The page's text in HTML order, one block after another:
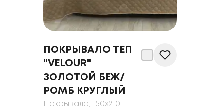
ПОКРЫВАЛО ТЕП
"VELOUR"
ЗОЛОТОЙ БЕЖ/
РОМБ КРУГЛЫЙ
Покрывала, 150x210